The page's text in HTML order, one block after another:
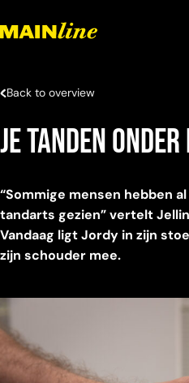
Back to overview
JE TANDEN
“Sommige mensen hebben
tandarts gezien” vertelt
Vandaag ligt Jordy in zijn
zijn schouder mee.